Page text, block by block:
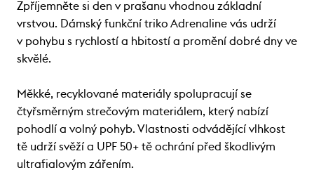
Zpříjemněte si den v prašanu vhodnou základní
vrstvou. Dámský funkční triko Adrenaline vás udrží
v pohybu s rychlostí a hbitostí a promění dobré dny ve
skvělé.
Měkké, recyklované materiály spolupracují se
čtyřsměrným strečovým materiálem, který nabízí
pohodlí a volný pohyb. Vlastnosti odvádějící vlhkost
tě udrží svěží a UPF 50+ tě ochrání před škodlivým
ultrafialovým zářením.